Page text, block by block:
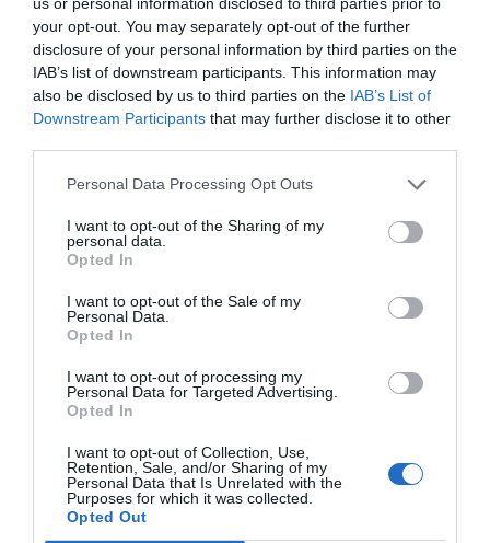
your opt-out. You may separately opt-out of the further
disclosure of your personal information by third parties on the
IAB’s list of downstream participants. This information may
also be disclosed by us to third parties on the IAB’s List of
Downstream Participants that may further disclose it to other
Personal Data Processing Opt Outs
I want to opt-out of the Sharing of my
personal data.
Opted In
I want to opt-out of the Sale of my
Personal Data.
Opted In
I want to opt-out of processing my
Personal Data for Targeted Advertising.
Opted In
I want to opt-out of Collection, Use,
Retention, Sale, and/or Sharing of my
Personal Data that Is Unrelated with the
Purposes for which it was collected.
Opted Out
ΔΕΊΤΕ ΕΠΊΣΗΣ...